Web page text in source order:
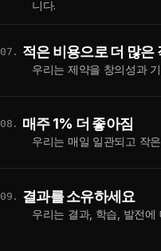
니다.
07. 적은 비용으로 더 많은
우리는 제약을 창의성과
08. 매주 1% 더 좋아짐
우리는 매일 일관되고 작
09. 결과를 소유하세요
우리는 결과, 학습, 발전에